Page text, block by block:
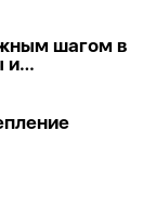
шагом в
и